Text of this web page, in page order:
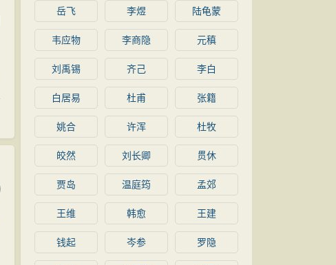
岳飞 李煜 陆龟蒙
韦应物 李商隐 元稹
刘禹锡 齐己 李白
白居易 杜甫 张籍
姚合 许浑 杜牧
皎然 刘长卿 贯休
贾岛 温庭筠 孟郊
王维 韩愈 王建
钱起 岑参 罗隐